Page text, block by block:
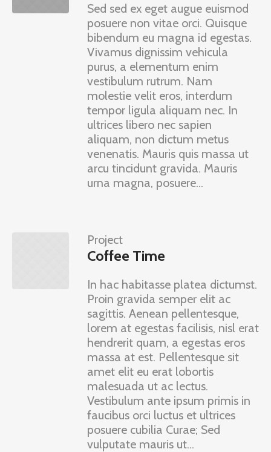
Sed sed ex eget augue euismod
posuere non vitae orci. Quisque
bibendum eu magna id egestas.
Vivamus dignissim vehicula
purus, a elementum enim
vestibulum rutrum. Nam
molestie velit eros, interdum
tempor ligula aliquam nec. In
ultrices libero nec sapien
aliquam, non dictum metus
venenatis. Mauris quis massa ut
arcu tincidunt gravida. Mauris
urna magna, posuere...
Project
Coffee Time
In hac habitasse platea dictumst.
Proin gravida semper elit ac
sagittis. Aenean pellentesque,
lorem at egestas facilisis, nisl erat
hendrerit quam, a egestas eros
massa at est. Pellentesque sit
amet elit eu erat lobortis
malesuada ut ac lectus.
Vestibulum ante ipsum primis in
faucibus orci luctus et ultrices
posuere cubilia Curae; Sed
vulputate mauris ut...